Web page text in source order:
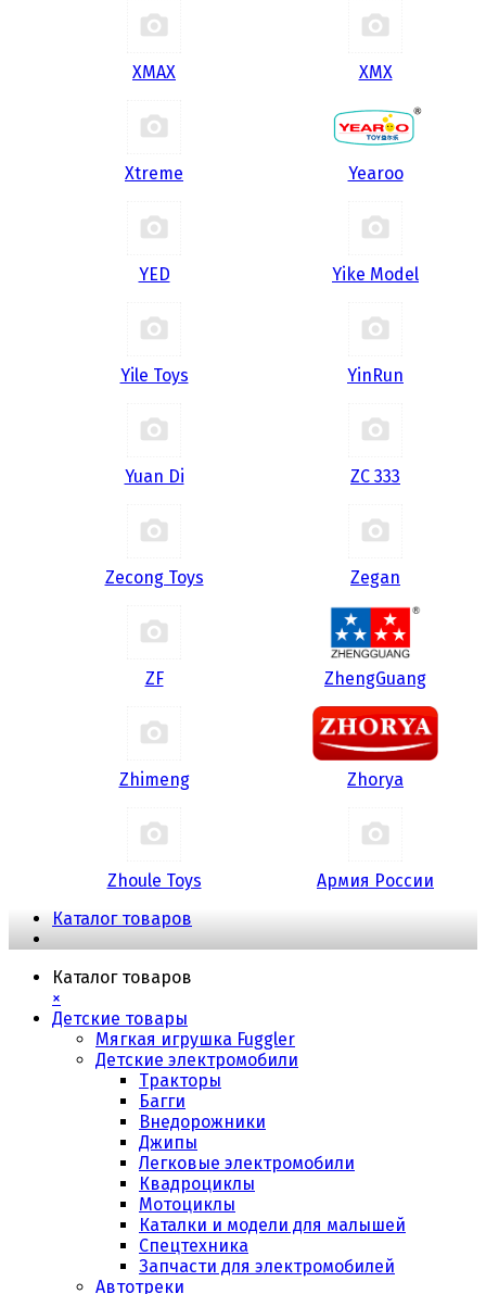
XMAX XMX
Xtreme Yearoo
YED Yike Model
Yile Toys YinRun
Yuan Di ZC 333
Zecong Toys Zegan
ZF ZhengGuang
Zhimeng Zhorya
Zhoule Toys
Армия России
Каталог товаров
Каталог товаров
×
Детские товары
Мягкая игрушка Fuggler
Детские электромобили
Тракторы
Багги
Внедорожники
Джипы
Легковые электромобили
Квадроциклы
Мотоциклы
Каталки и модели для малышей
Спецтехника
Запчасти для электромобилей
Автотреки